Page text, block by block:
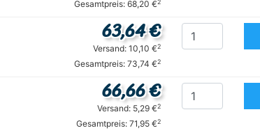
Gesamtpreis: 68,20 €
63,64 €
Versand: 10,10 €2
Gesamtpreis: 73,74 €2
66,66 €
Versand: 5,29 €2
Gesamtpreis: 71,95 €2